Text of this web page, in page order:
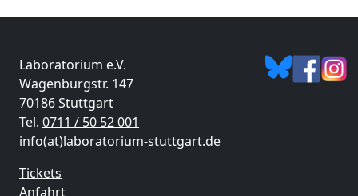
Laboratorium e.V.
Wagenburgstr. 147
70186 Stuttgart
Tel. 0711 / 50 52 001
info(at)laboratorium-stuttgart.de
Tickets
Anfahrt